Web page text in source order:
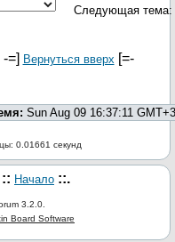
Следующая тема:
-=] Вернуться вверх [=-
Sun Aug 09 16:37:11
0.01661 секунд
:: Начало ::.
3.2.0.
Board Software